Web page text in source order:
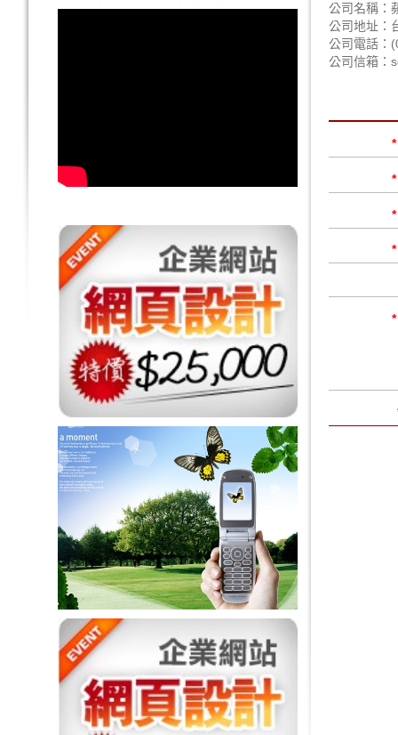
公司名稱：
公司地址：
公司電話：
公司信箱：
*
*
*
*
*